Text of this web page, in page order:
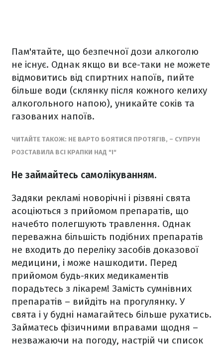
Пам'ятайте, що безпечної дози алкоголю
не існує. Однак якщо ви все-таки не можете
відмовитись від спиртних напоїв, пийте
більше води (склянку після кожного келиху
алкогольного напою), уникайте соків та
газованих напоїв.
ЧИТАЙТЕ ТАКОЖ: НЕ ВАРТО БОЯТИСЯ ПРОТЯГІВ, – СУПРУН
РОЗСТАВИЛА ВСІ КРАПКИ НАД "І"
Не займайтесь самолікуванням.
Задяки рекламі новорічні і різвяні свята
асоціються з прийомом препаратів, що
начебто полегшують травлення. Однак
переважна більшість подібних препаратів
не входить до переліку засобів доказової
медицини, і може нашкодити. Перед
прийомом будь-яких медикаментів
порадьтесь з лікарем! Замість сумнівних
препаратів – вийдіть на прогулянку. У
свята і у будні намагайтесь більше рухатись.
Займатесь фізичними вправами щодня –
незважаючи на погоду, настрій чи список